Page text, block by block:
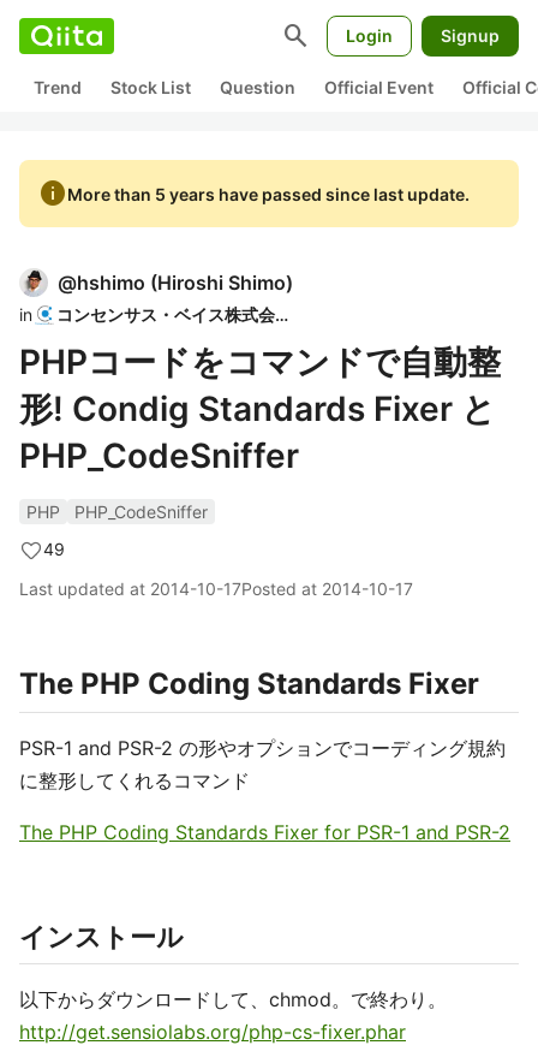
search Login Signup
Trend Stock List Question Official Event Official
infoMore than 5 years have passed since last update.
@hshimo (Hiroshi Shimo)
in コンセンサス・ベイス株式会社
PHPコードをコマンドで自動整
形! Condig Standards Fixer と
PHP_CodeSniffer
PHP
PHP_CodeSniffer
49
Last updated at 2014-10-17Posted at 2014-10-17
The PHP Coding Standards Fixer
PSR-1 and PSR-2 の形やオプションでコーディング規約
に整形してくれるコマンド
The PHP Coding Standards Fixer for PSR-1 and PSR-2
インストール
以下からダウンロードして、chmod。で終わり。
http://get.sensiolabs.org/php-cs-fixer.phar